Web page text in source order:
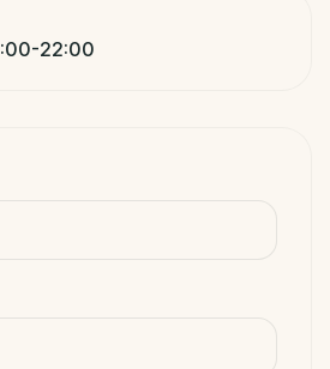
22:00